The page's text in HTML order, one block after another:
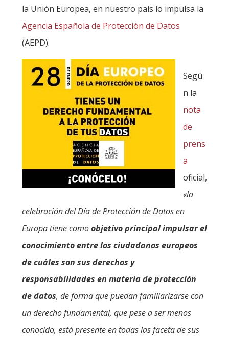
la Unión Europea, en nuestro país lo impulsa la
Agencia Española de Protección de Datos
(AEPD).
Segú
n la
nota
de
prens
a
oficial,
«la
celebración del Día de Protección de Datos en
Europa tiene comoobjetivo principal impulsar el
conocimiento entre los ciudadanos europeos
de cuáles son sus derechos y
responsabilidades en materia de protección
de datos, de forma que puedan familiarizarse con
un derecho fundamental, que pese a ser menos
conocido, está presente en todas las faceta de sus